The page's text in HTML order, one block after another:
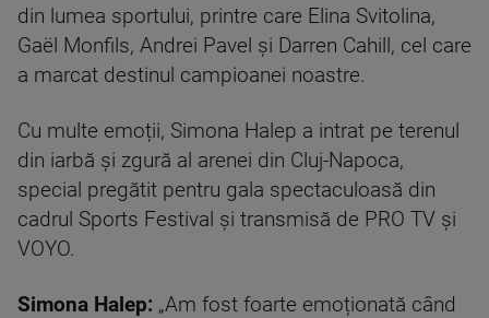
din lumea sportului, printre care Elina Svitolina,
Gaël Monfils, Andrei Pavel și Darren Cahill, cel care
a marcat destinul campioanei noastre.
Cu multe emoții, Simona Halep a intrat pe terenul
din iarbă și zgură al arenei din Cluj-Napoca,
special pregătit pentru gala spectaculoasă din
cadrul Sports Festival și transmisă de PRO TV și
VOYO.
Simona Halep: „Am fost foarte emoționată când